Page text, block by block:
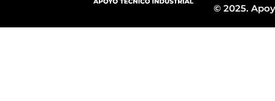
© 2025.